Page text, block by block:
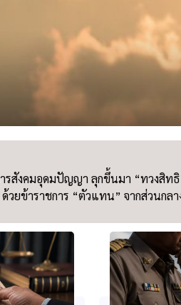
สังคมอุดมปัญญา ลุกขึ้นมา “ทวงสิทธิ
ยข้าราชการ “ตัวแทน” จากส่วนกลา